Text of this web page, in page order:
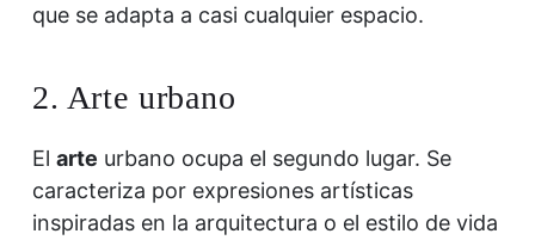
que se adapta a casi cualquier espacio.
2. Arte urbano
El arte urbano ocupa el segundo lugar. Se
caracteriza por expresiones artísticas
inspiradas en la arquitectura o el estilo de vida